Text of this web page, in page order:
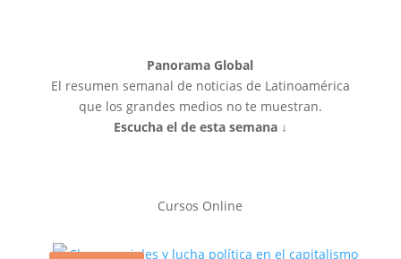
Panorama Global
El resumen semanal de noticias de Latinoamérica
que los grandes medios no te muestran.
Escucha el de esta semana ↓
Cursos Online